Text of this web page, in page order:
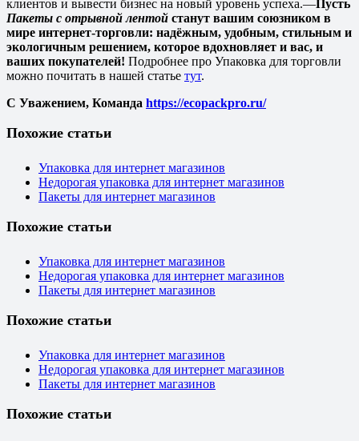
клиентов и вывести бизнес на новый уровень успеха.—Пусть
Пакеты с отрывной лентой станут вашим союзником в
мире интернет-торговли: надёжным, удобным, стильным и
экологичным решением, которое вдохновляет и вас, и
ваших покупателей! Подробнее про Упаковка для торговли
можно почитать в нашей статье тут.
С Уважением, Команда https://ecopackpro.ru/
Похожие статьи
Упаковка для интернет магазинов
Недорогая упаковка для интернет магазинов
Пакеты для интернет магазинов
Похожие статьи
Упаковка для интернет магазинов
Недорогая упаковка для интернет магазинов
Пакеты для интернет магазинов
Похожие статьи
Упаковка для интернет магазинов
Недорогая упаковка для интернет магазинов
Пакеты для интернет магазинов
Похожие статьи